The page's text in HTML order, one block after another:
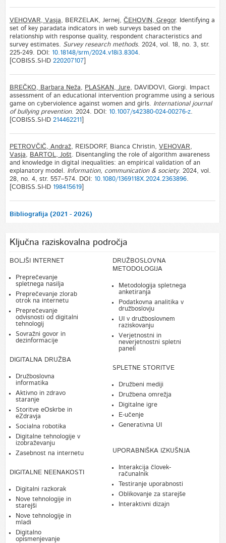
VEHOVAR, Vasja, BERZELAK, Jernej, ČEHOVIN, Gregor. Identifying a
set of key paradata indicators in web surveys based on the
relationship with response quality, respondent characteristics and
survey estimates. Survey research methods. 2024, vol. 18, no. 3, str.
225-249. DOI: 10.18148/srm/2024.v18i3.8304.
[COBISS.SI-ID 220207107]
BREČKO, Barbara Neža, PLASKAN, Jure, DAVIDOVI, Giorgi. Impact
assessment of an educational intervention programme using a serious
game on cyberviolence against women and girls. International journal
of bullying prevention. 2024. DOI: 10.1007/s42380-024-00276-z.
[COBISS.SI-ID 214462211
PETROVČIČ, Andraž, REISDORF, Bianca Christin, VEHOVAR,
Vasja, BARTOL, Jošt. Disentangling the role of algorithm awareness
and knowledge in digital inequalities: an empirical validation of an
explanatory model. Information, communication & society. 2024, vol.
28, no. 4, str. 557–574. DOI: 10.1080/1369118X.2024.2363896.
[COBISS.SI-ID 198415619]
Bibliografija (2021 - 2026)
Ključna raziskovalna področja
BOLJŠI INTERNET
Preprečevanje
spletnega nasilja
Preprečevanje zlorab
otrok na internetu
Preprečevanje
odvisnosti od digitalni
tehnologij
Sovražni govor in
dezinformacije
DIGITALNA DRUŽBA
Družboslovna
informatika
Aktivno in zdravo
staranje
Storitve eOskrbe in
eZdravja
Socialna robotika
Digitalne tehnologije v
izobraževanju
Zasebnost na internetu
DIGITALNE NEENAKOSTI
Digitalni razkorak
Nove tehnologije in
starejši
Nove tehnologije in
mladi
Digitalno
opismenjevanje
DRUŽBOSLOVNA
METODOLOGIJA
Metodologija spletnega
anketiranja
Podatkovna analitika v
družboslovju
UI v družboslovnem
raziskovanju
Verjetnostni in
neverjetnostni spletni
paneli
SPLETNE STORITVE
Družbeni mediji
Družbena omrežja
Digitalne igre
E-učenje
Generativna UI
UPORABNIŠKA IZKUŠNJA
Interakcija človek-
računalnik
Testiranje uporabnosti
Oblikovanje za starejše
Interaktivni dizajn